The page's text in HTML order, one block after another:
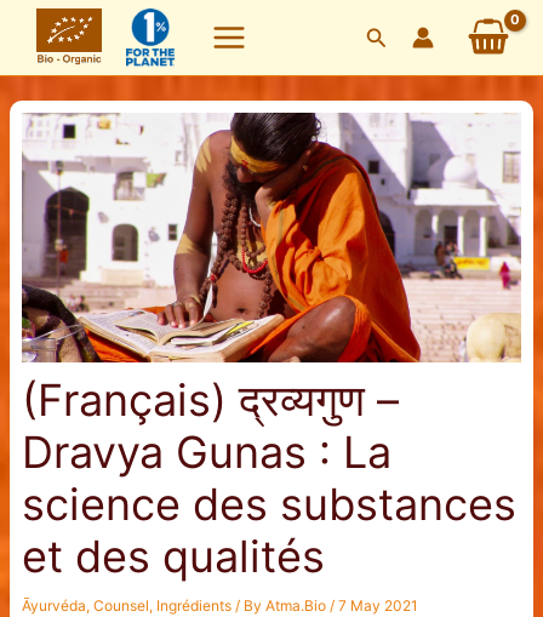
content
Search
(Français) द्रव्यगुण –
Dravya Gunas : La
science des substances
et des qualités
Āyurvéda, Counsel, Ingrédients/ By Atma.Bio / 7 May 2021